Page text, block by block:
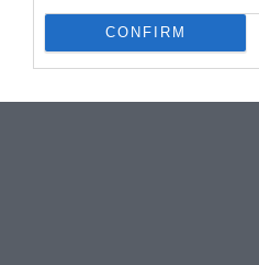
CONFIRM